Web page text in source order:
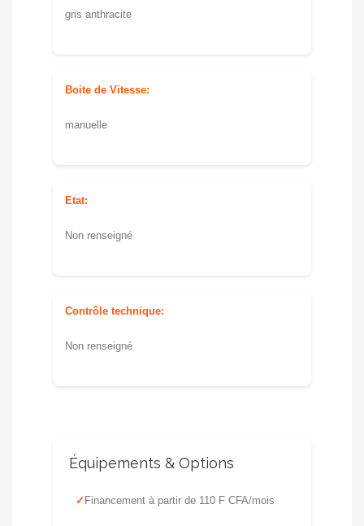
gris anthracite
Boite de Vitesse:
manuelle
Etat:
Non renseigné
Contrôle technique:
Non renseigné
Équipements & Options
Financement à partir de 110 F CFA/mois